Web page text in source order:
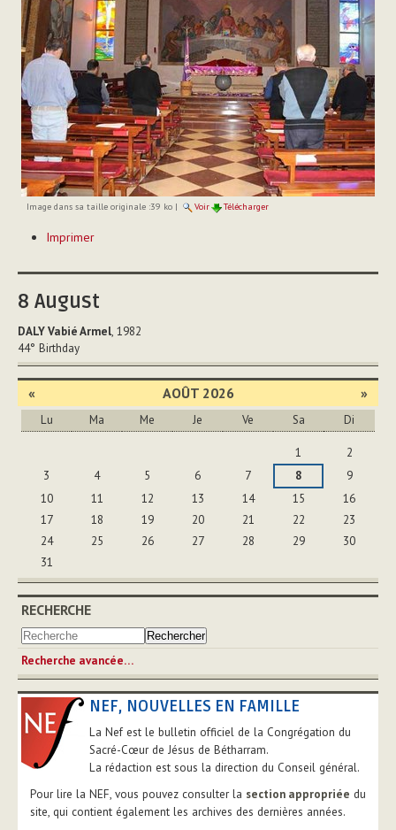
Image dans sa taille originale :39 ko| Voir Télécharger
sur
document
Imprimer
8 August
DALY Vabié Armel, 1982
44° Birthday
« AOÛT 2026 »
Lu Ma Me Je Ve Sa Di
1
2
3
4 5 6 7 8
9
10
11 12 13 14 15
16
17
18 19 20 21 22
23
24
25 26 27 28 29
30
31
RECHERCHE
Recherche avancée…
NEF, NOUVELLES EN FAMILLE
La Nef est le bulletin officiel de la Congrégation du
Sacré-Cœur de Jésus de Bétharram.
La rédaction est sous la direction du Conseil général.
Pour lire la NEF, vous pouvez consulter la section appropriée du
site, qui contient également les archives des dernières années.